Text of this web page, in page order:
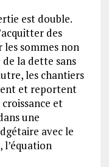
est double.
des
les sommes non
la dette sans
les chantiers
et reportent
et
une
avec le